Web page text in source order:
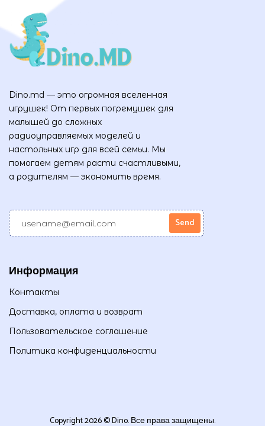
Dino.md — это огромная вселенная
игрушек! От первых погремушек для
малышей до сложных
радиоуправляемых моделей и
настольных игр для всей семьи. Мы
помогаем детям расти счастливыми,
а родителям — экономить время.
Информация
Контакты
Доставка, оплата и возврат
Пользовательское соглашение
Политика конфиденциальности
Copyright 2026 © Dino. Все права защищены.